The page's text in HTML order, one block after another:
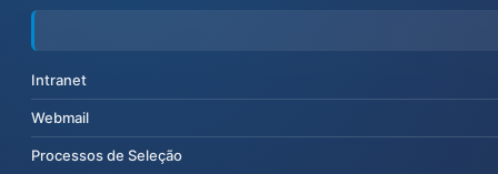
Intranet
Webmail
Processos de Seleção